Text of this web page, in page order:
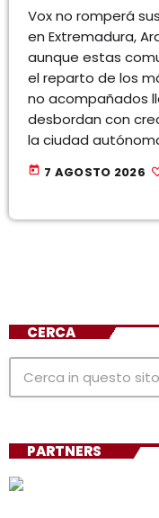
Vox no romperá
en Extremadura,
aunque estas
el reparto de los
no acompañados
desbordan con
la ciudad
today 7 AGOSTO 2026
CERCA
PARTNERS